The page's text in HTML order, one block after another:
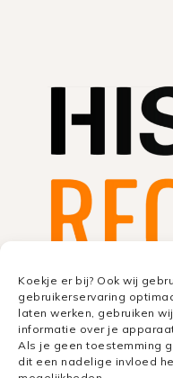
Koekje er bij? Ook wij
gebruikerservaring
laten werken, gebruiken
informatie over je
Als je geen toestemming
dit een nadelige invloed